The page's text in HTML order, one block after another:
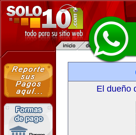
El dueño